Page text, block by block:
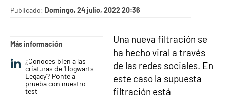
Publicado: Domingo, 24 julio, 2022 20:36
Más información
¿Conoces bien a las
criaturas de 'Hogwarts
Legacy'? Ponte a
prueba con nuestro
test
Una nueva filtración se
ha hecho viral a través
de las redes sociales. En
este caso la supuesta
filtración está